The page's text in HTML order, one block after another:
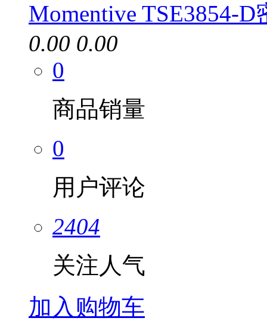
Momentive TSE3854-
0.00 0.00
0
商品销量
0
用户评论
2404
关注人气
加入购物车